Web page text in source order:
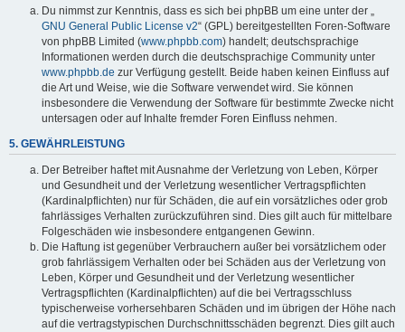
Du nimmst zur Kenntnis, dass es sich bei phpBB um eine unter der „
GNU General Public License v2“ (GPL) bereitgestellten Foren-Software
von phpBB Limited (www.phpbb.com) handelt; deutschsprachige
Informationen werden durch die deutschsprachige Community unter
www.phpbb.de zur Verfügung gestellt. Beide haben keinen Einfluss auf
die Art und Weise, wie die Software verwendet wird. Sie können
insbesondere die Verwendung der Software für bestimmte Zwecke nicht
untersagen oder auf Inhalte fremder Foren Einfluss nehmen.
5. GEWÄHRLEISTUNG
Der Betreiber haftet mit Ausnahme der Verletzung von Leben, Körper
und Gesundheit und der Verletzung wesentlicher Vertragspflichten
(Kardinalpflichten) nur für Schäden, die auf ein vorsätzliches oder grob
fahrlässiges Verhalten zurückzuführen sind. Dies gilt auch für mittelbare
Folgeschäden wie insbesondere entgangenen Gewinn.
Die Haftung ist gegenüber Verbrauchern außer bei vorsätzlichem oder
grob fahrlässigem Verhalten oder bei Schäden aus der Verletzung von
Leben, Körper und Gesundheit und der Verletzung wesentlicher
Vertragspflichten (Kardinalpflichten) auf die bei Vertragsschluss
typischerweise vorhersehbaren Schäden und im übrigen der Höhe nach
auf die vertragstypischen Durchschnittsschäden begrenzt. Dies gilt auch